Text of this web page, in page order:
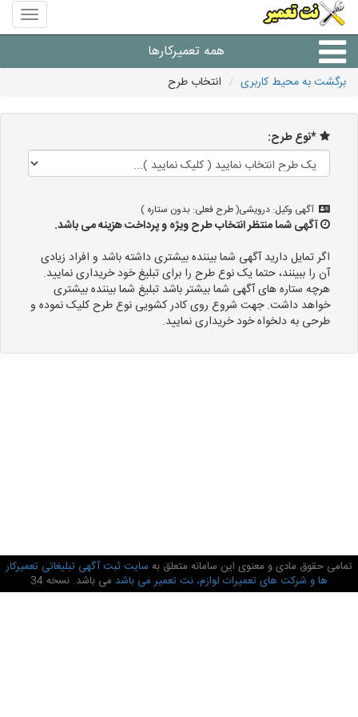
منوی
سایت
تعمیر
همه تعمیرکارها
برگشت به محیط کاربری انتخاب طرح
*نوع طرح:
آگهی وکیل: درویشی( طرح فعلی: بدون ستاره )
آگهی شما منتظر انتخاب طرح ویژه و پرداخت هزینه می باشد.
اگر تمایل دارید آگهی شما بیننده بیشتری داشته باشد و افراد زیادی
آن را ببینند، حتما یک نوع طرح را برای تبلیغ خود خریداری نمایید.
هرچه ستاره های آگهی شما بیشتر باشد تبلیغ شما بیننده بیشتری
خواهد داشت. جهت شروع روی کادر کشویی نوع طرح کلیک نموده و
طرحی به دلخواه خود خریداری نمایید.
تمامی حقوق مادی و معنوی این سامانه متعلق به سایت ثبت آگهی تبلیغاتی تعمیرکار
ها و شرکت های تعمیرات لوازم، نت تعمیر می باشد می باشد. نسخه 34